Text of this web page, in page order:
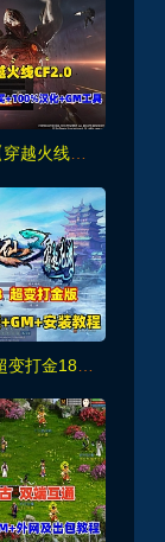
2026最新【穿越火线CF2.0】一键端,修复各种错误，全道具可买100%汉化+GM工具